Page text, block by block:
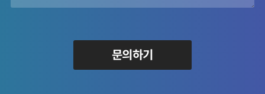
문의하기